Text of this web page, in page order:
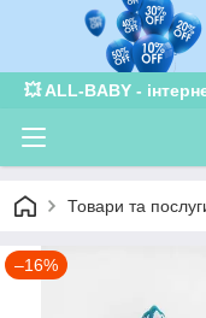
💥 ALL-BABY -
Товари та
–16%